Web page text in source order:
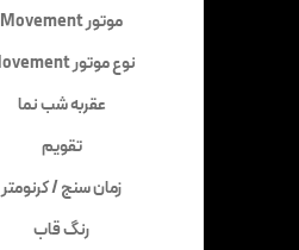
موتور Movement
نوع موتور Movement
عقربه شب نما
تقویم
زمان سنج / کرنومتر
رنگ قاب